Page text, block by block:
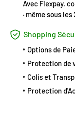
Avec Flexpay,
· même sous
Shopping
Options de
Protection de
Colis et
Protection